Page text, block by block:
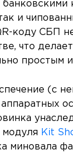
банковскими
и
коду СБП
что
простым
(с
Kit
миновала